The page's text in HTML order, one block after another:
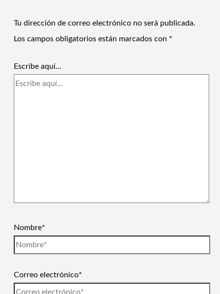
Tu dirección de correo electrónico no será publicada.
Los campos obligatorios están marcados con *
Escribe aquí...
Nombre*
Correo electrónico*